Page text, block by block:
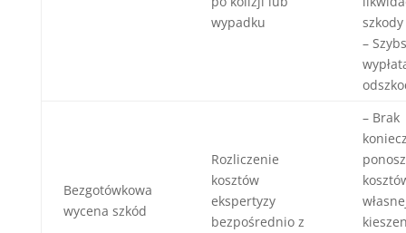
wypadku
szkody
–
Bezgotówkowa
wycena szkód
Rozliczenie
kosztów
ekspertyzy
bezpośrednio z
– Brak